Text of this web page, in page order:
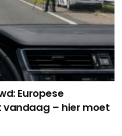
Europese
– hier moet